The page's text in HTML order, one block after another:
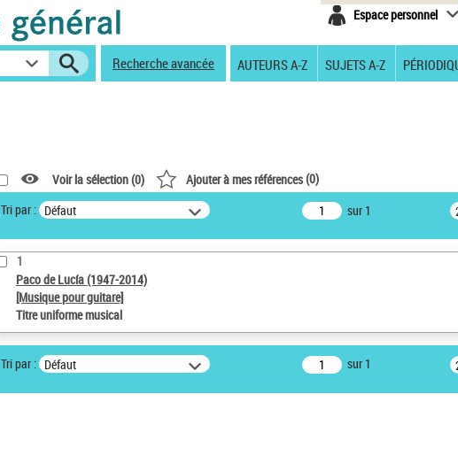
Espace personnel
Recherche avancée AUTEURS A-Z SUJETS A-Z
Voir la sélection (0) Ajouter à mes références(0)
Tri par : Défaut sur 1
1
Paco de Lucía (1947-2014)
[Musique pour guitare]
Titre uniforme musical
Tri par : Défaut sur 1